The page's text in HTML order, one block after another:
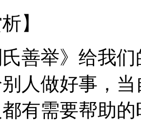
】
举》给我们
人做好事，
有需要帮助